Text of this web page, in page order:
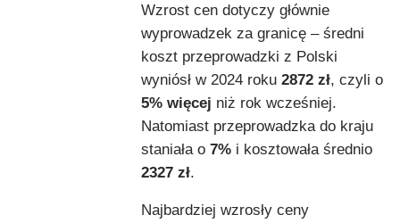
Wzrost cen dotyczy głównie
wyprowadzek za granicę – średni
koszt przeprowadzki z Polski
wyniósł w 2024 roku 2872 zł, czyli o
5% więcej niż rok wcześniej.
Natomiast przeprowadzka do kraju
staniała o 7% i kosztowała średnio
2327 zł.
Najbardziej wzrosły ceny